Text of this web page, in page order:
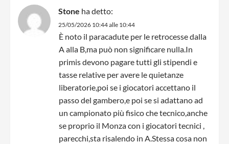
Stone ha detto:
25/05/2026 10:44 alle 10:44
È noto il paracadute per le retrocesse dalla
A alla B,ma può non significare nulla.In
primis devono pagare tutti gli stipendi e
tasse relative per avere le quietanze
liberatorie,poi se i giocatori accettano il
passo del gambero,e poi se si adattano ad
un campionato più fisico che tecnico,anche
se proprio il Monza con i giocatori tecnici ,
parecchi,sta risalendo in A.Stessa cosa non